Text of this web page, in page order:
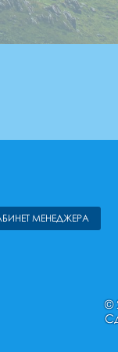
МЕНЕДЖЕРА
©